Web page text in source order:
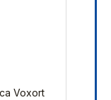
Voxort